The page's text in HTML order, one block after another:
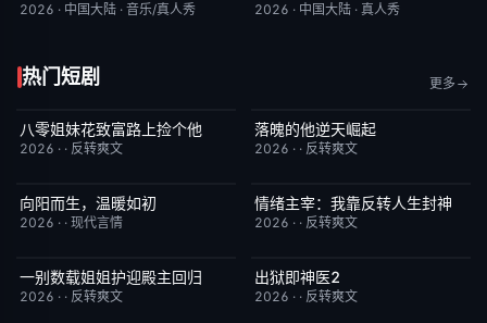
2026 · 中国大陆 · 音乐/真人秀 2026 · 中国大陆 · 真人秀
热门短剧 更多
已完结
八零姐妹花致富路上捡个他
2026 · · 反转爽文
已完结
落魄的他逆天崛起
2026 · · 反转爽文
已完结
向阳而生，温暖如初
2026 · · 现代言情
已完结 7.0
情绪主宰：我靠反转人生封神
2026 · · 反转爽文
已完结
一别数载姐姐护迎殿主回归
2026 · · 反转爽文
已完结
出狱即神医2
2026 · · 反转爽文